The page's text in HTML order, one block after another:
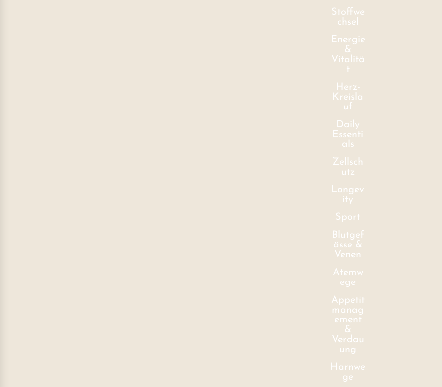
Stoffwe
chsel
Energie
&
Vitalitä
t
Herz-
Kreisla
uf
Daily
Essenti
als
Zellsch
utz
Longev
ity
Sport
Blutgef
ässe &
Venen
Atemw
ege
Appetit
manag
ement
&
Verdau
ung
Harnwe
ge